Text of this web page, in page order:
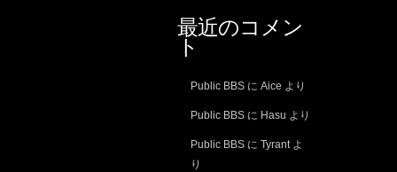
最近のコメン
ト
Public BBS に Aice より
Public BBS に Hasu より
Public BBS に Tyrantよ
り